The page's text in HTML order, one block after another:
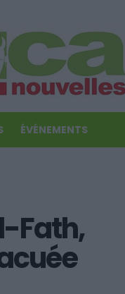
ÉVÉNEMENTS
Fath,